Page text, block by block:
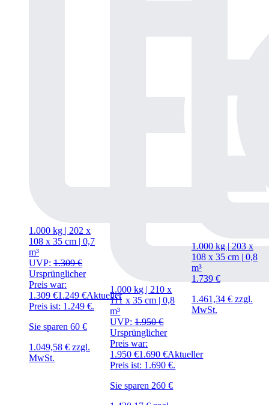
1.000 kg | 202 x
108 x 35 cm | 0,7
m³
UVP: 1.309€
Ursprünglicher
Preis war:
1.309 €1.249 €Aktueller
Preis ist: 1.249 €.
Sie sparen 60 €
1.049,58 € zzgl.
MwSt.
1.000 kg | 210x
111x 35 cm | 0,8
m³
UVP: 1.950€
Ursprünglicher
Preis war:
1.950 €1.690€Aktueller
Preis ist: 1.690 €.
Sie sparen 260 €
1.000 kg | 203 x
108 x35 cm | 0,8
m³
1.739 €
1.461,34 €zzgl.
MwSt.